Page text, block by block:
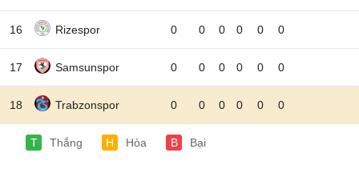
16 Rizespor 0 0 0 0 0 0
17 Samsunspor 0 0 0 0 0 0
18 Trabzonspor 0 0 0 0 0 0
T Thắng H Hòa B Bại